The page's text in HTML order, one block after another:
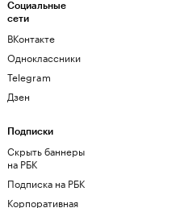
Социальные
сети
ВКонтакте
Одноклассники
Telegram
Дзен
Подписки
Скрыть баннеры
на РБК
Подписка на РБК
Корпоративная